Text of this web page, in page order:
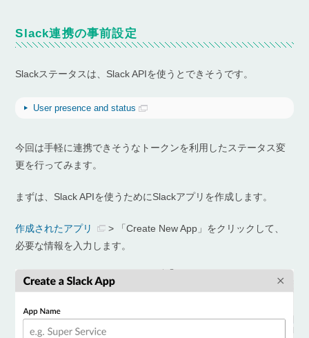
Slack連携の事前設定
Slackステータスは、Slack APIを使うとできそうです。
User presence and status
今回は手軽に連携できそうなトークンを利用したステータス変
更を行ってみます。
まずは、Slack APIを使うためにSlackアプリを作成します。
作成されたアプリ
> 「Create New App」をクリックして、
必要な情報を入力します。